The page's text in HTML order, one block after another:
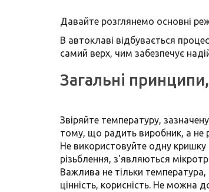
Давайте розглянемо основні
В автоклаві відбувається
самий верх, чим забезпечує
Загальні
Звіряйте температуру,
тому, що радить виробник, а не
Не використовуйте одну кришку
різьблення, з'являються
Важлива не тільки температура,
цінність, корисність. Не можна